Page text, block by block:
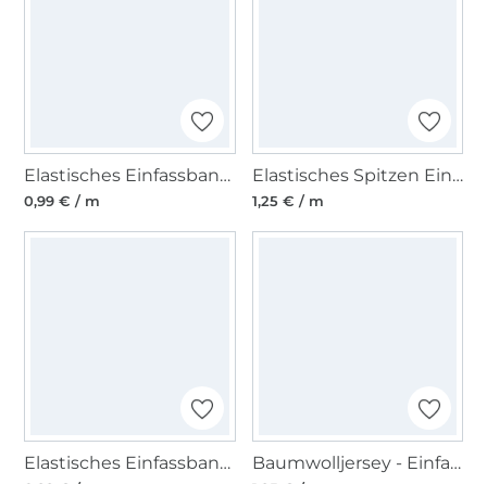
Elastisches Einfassband matt, dunkelpink
0,99 € / m
Elastisches Spitzen Einfassband mit Stickerei, bordeaux 12 mm
1,25 € / m
Elastisches Einfassband, sand 15 mm Baumwolljersey - Einfassband quer, dunkelblau